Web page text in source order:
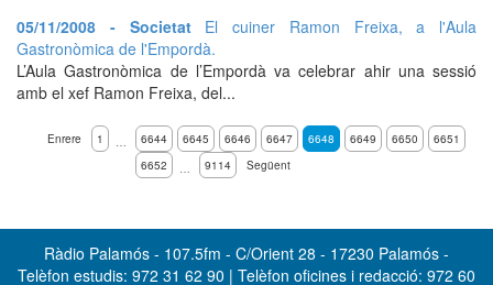
05/11/2008 - Societat El cuiner Ramon Freixa, a l'Aula
Gastronòmica de l'Empordà.
L’Aula Gastronòmica de l’Empordà va celebrar ahir una sessió
amb el xef Ramon Freixa, del...
Enrere 1 … 6644 6645 6646 6647 6648 6649 6650
6651
6652
… 9114 Següent
Ràdio Palamós - 107.5fm - C/Orient 28 - 17230 Palamós -
Telèfon estudis: 972 31 62 90 | Telèfon oficines i redacció: 972 60